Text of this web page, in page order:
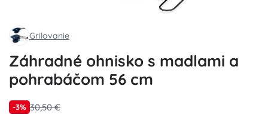
Grilovanie
Záhradné ohnisko s madlami a
pohrabáčom 56 cm
-3% 30,50 €